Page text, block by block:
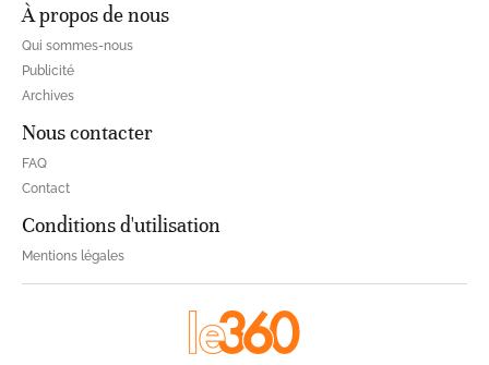
À propos de nous
Qui sommes-nous
Publicité
Archives
Nous contacter
FAQ
Contact
Conditions d'utilisation
Mentions légales